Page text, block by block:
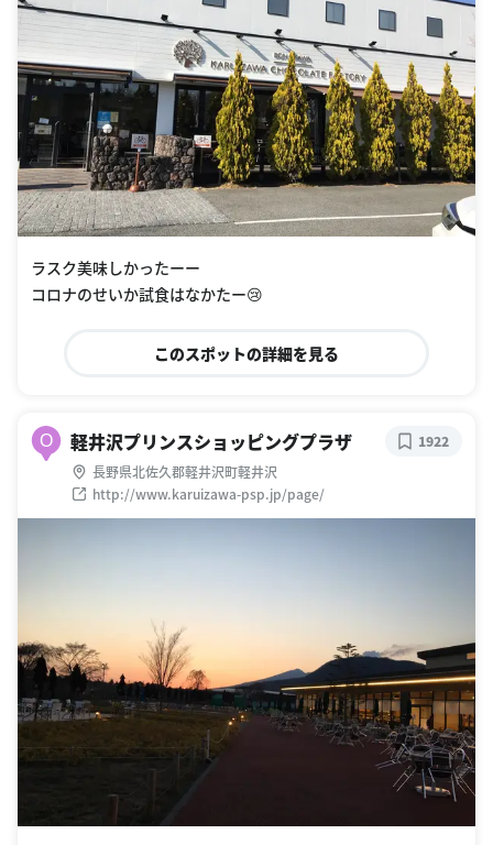
ラスク美味しかったーー
コロナのせいか試食はなかたー😢
このスポットの詳細を見る
O 軽井沢プリンスショッピングプラザ
長野県北佐久郡軽井沢町軽井沢
http://www.karuizawa-psp.jp/page/
1922